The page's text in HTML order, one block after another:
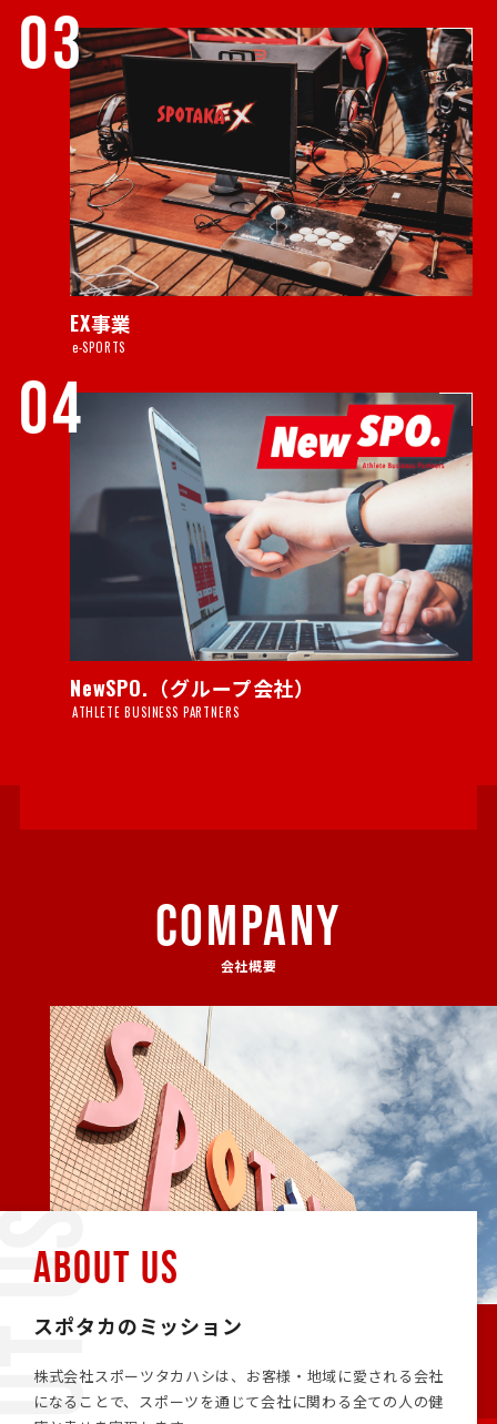
03
EX事業
e-SPORTS
04
NewSPO.（グループ会社）
ATHLETE BUSINESS PARTNERS
COMPANY
会社概要
ABOUT US
スポタカのミッション
株式会社スポーツタカハシは、お客様・地域に愛される会社
になることで、スポーツを通じて会社に関わる全ての人の健